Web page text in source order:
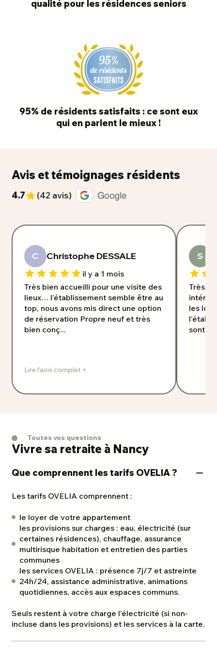
qualité pour les résidences seniors
95% de résidents satisfaits : ce sont eux
qui en parlent le mieux !
Avis et témoignages résidents
4.7 (42 avis)
C Christophe DESSALE
il y a 1 mois
Très bien accueilli pour une visite des
lieux… l’établissement semble être au
top, nous avons mis direct une option
de réservation Propre neuf et très
bien conç...
Lire l'avis complet +
S
Très
les
sont
Toutes vos questions
Vivre sa retraite à Nancy
Que comprennent les tarifs OVELIA ?
Les tarifs OVELIA comprennent :
le loyer de votre appartement
les provisions sur charges : eau, électricité (sur
certaines résidences), chauffage, assurance
multirisque habitation et entretien des parties
communes
les services OVELIA : présence 7j/7 et astreinte
24h/24, assistance administrative, animations
quotidiennes, accès aux espaces communs.
Seuls restent à votre charge l'électricité (si non-
incluse dans les provisions) et les services à la carte.